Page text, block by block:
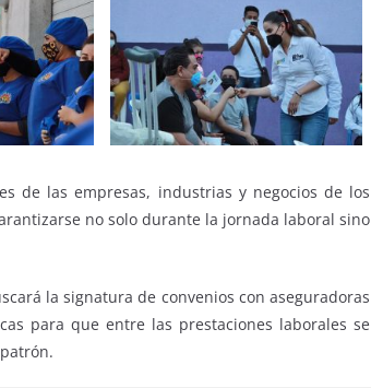
de las empresas, industrias y negocios de los
no solo durante la jornada laboral sino
la signatura de convenios con aseguradoras
para que entre las prestaciones laborales se